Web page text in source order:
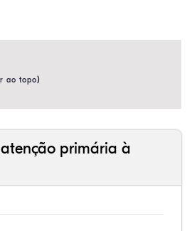
ao topo)
primária à